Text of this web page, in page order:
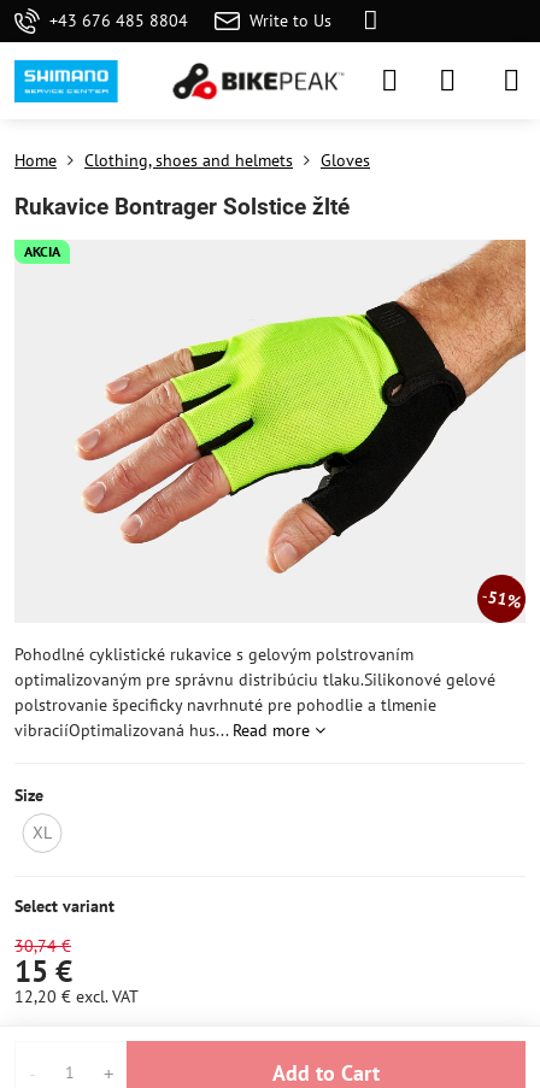
+43 676 485 8804 Write to Us
AKCIA
51%
Home Clothing, shoes and helmets Gloves
Rukavice Bontrager Solstice žlté
Pohodlné cyklistické rukavice s gelovým polstrovaním
optimalizovaným pre správnu distribúciu tlaku.Silikonové gelové
polstrovanie špecificky navrhnuté pre pohodlie a tlmenie
vibraciíOptimalizovaná hus... Read more
Size
XL
STOCK
Select variant
30,74 €
15 €
12,20 € excl. VAT
Add to Cart